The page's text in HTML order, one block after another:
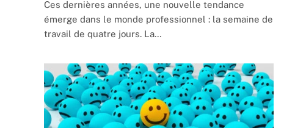
Ces dernières années, une nouvelle tendance
émerge dans le monde professionnel : la semaine de
travail de quatre jours. La…